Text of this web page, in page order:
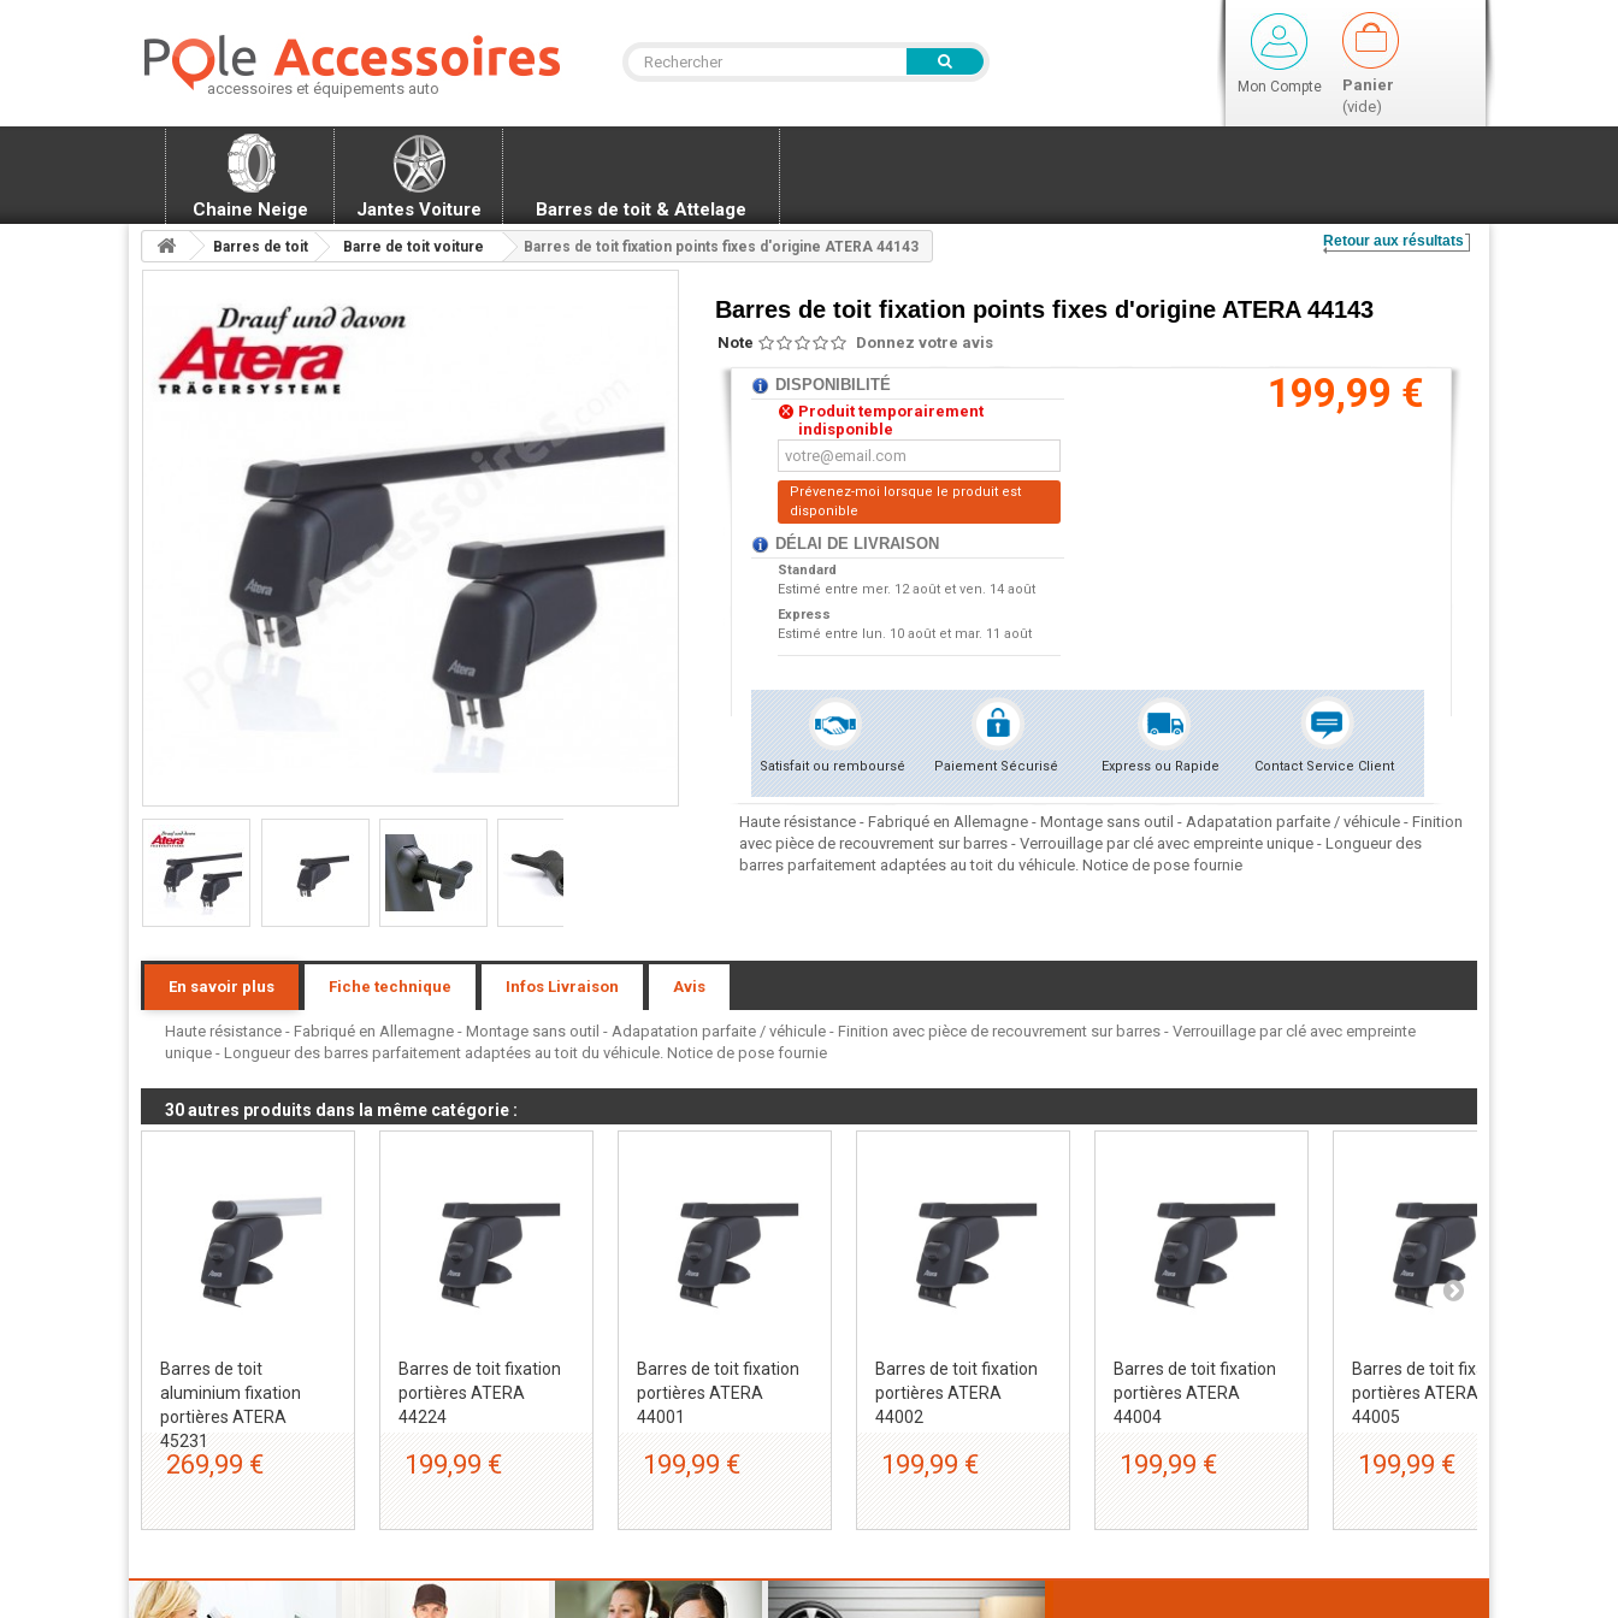
accessoires et équipements auto Mon Compte
Panier
(vide)
Chaine Neige Jantes Voiture Barres de toit & Attelage
Barres de toit Barre de toit voiture Barres de toit fixation points fixes d'origine ATERA 44143 Retour aux résultats
Barres de toit fixation points fixes d'origine ATERA 44143
Note Donnez votre avis
DISPONIBILITÉ
Produit temporairement
indisponible
Prévenez-moi lorsque le produit est
disponible
DÉLAI DE LIVRAISON
Standard
Estimé entre mer. 12 août et ven. 14 août
Express
Estimé entre lun. 10 août et mar. 11 août
199,99 €
Satisfait ou remboursé Paiement Sécurisé Express ou Rapide Contact Service Client
Haute résistance - Fabriqué en Allemagne - Montage sans outil - Adapatation parfaite / véhicule - Finition
avec pièce de recouvrement sur barres - Verrouillage par clé avec empreinte unique - Longueur des
barres parfaitement adaptées au toit du véhicule. Notice de pose fournie
En savoir plus Fiche technique Infos Livraison Avis
Haute résistance - Fabriqué en Allemagne - Montage sans outil - Adapatation parfaite / véhicule - Finition avec pièce de recouvrement sur barres - Verrouillage par clé avec empreinte
unique - Longueur des barres parfaitement adaptées au toit du véhicule. Notice de pose fournie
30 autres produits dans la même catégorie :
Barres de toit
aluminium fixation
portières ATERA
45231
269,99 €
Barres de toit fixation
portières ATERA
44224
199,99 €
Barres de toit fixation
portières ATERA
44001
199,99 €
Barres de toit fixation
portières ATERA
44002
199,99 €
Barres de toit fixation
portières ATERA
44004
199,99 €
Barres de toit fixation
portières ATERA
44005
199,99 €